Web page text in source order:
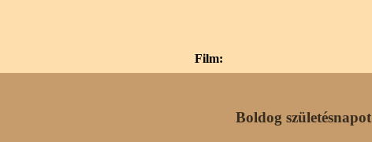
Film:
Boldog születésnapot